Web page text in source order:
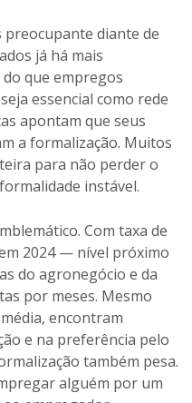
preocupante diante de
já há mais
que empregos
essencial como rede
apontam que seus
a formalização. Muitos
para não perder o
instável.
Com taxa de
2024 — nível próximo
do agronegócio e da
por meses. Mesmo
encontram
e na preferência pelo
também pesa.
alguém por um